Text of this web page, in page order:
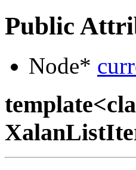
Public
Node*